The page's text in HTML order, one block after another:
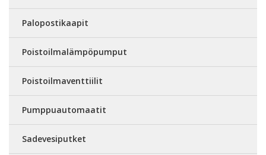
Palopostikaapit
Poistoilmalämpöpumput
Poistoilmaventtiilit
Pumppuautomaatit
Sadevesiputket